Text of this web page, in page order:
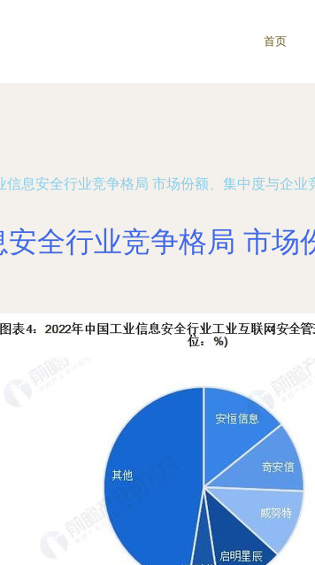
首页
信息安全行业竞争格局 市场份额、集中度与企业
全行业竞争格局 市场